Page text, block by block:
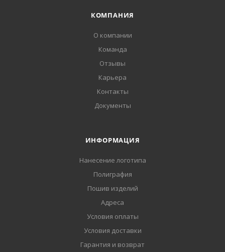
КОМПАНИЯ
О компании
Команда
Отзывы
Карьера
Контакты
Документы
ИНФОРМАЦИЯ
Нанесение логотипа
Полиграфия
Пошив изделий
Адреса
Условия оплаты
Условия доставки
Гарантия и возврат